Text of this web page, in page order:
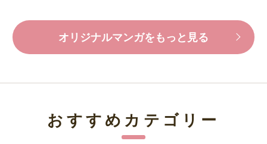
オリジナルマンガをもっと見る
おすすめカテゴリー